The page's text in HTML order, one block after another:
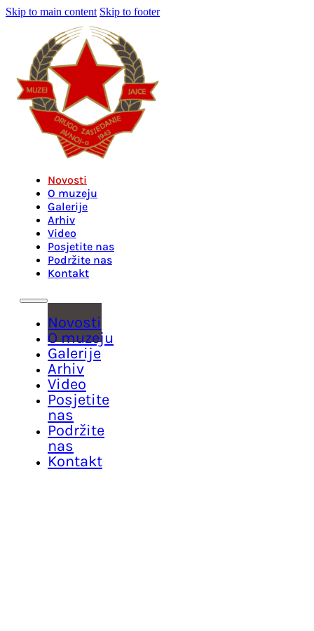
Skip to main content Skip to footer
Novosti
O muzeju
Galerije
Arhiv
Video
Posjetite nas
Podržite nas
Kontakt
Novosti
O muzeju
Galerije
Arhiv
Video
Posjetite
nas
Podržite
nas
Kontakt